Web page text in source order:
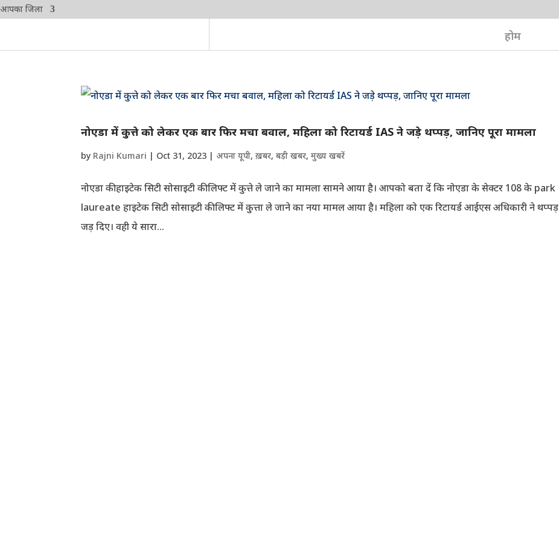
आपका जिला
होम
नोएडा में कुत्ते को लेकर एक बार फिर मचा बवाल, महिला को रिटायर्ड IAS ने जड़े थप्पड़, जानिए पूरा मामला
by Rajni Kumari | Oct 31, 2023 | अपना यूपी,ख़बर,बड़ी खबर,मुख्य खबरें
नोएडा की हाइटेक सिटी सोसाइटी की लिफ्ट में कुत्ते ले जाने का मामला सामने आया है। आपको बता दें कि नोएडा के सेक्टर 108 के park
laureate हाइटेक सिटी सोसाइटी की लिफ्ट में कुत्ता ले जाने का नया मामल आया है। महिला को एक रिटायर्ड आईएस अधिकारी ने थप्पड़
जड़ दिए। वही ये सारा...